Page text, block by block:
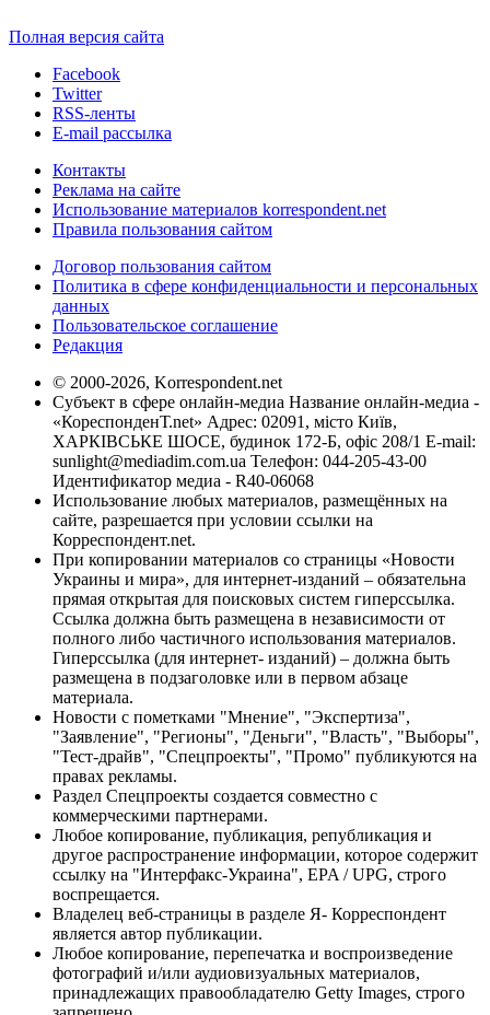
Полная версия сайта
Facebook
Twitter
RSS-ленты
E-mail рассылка
Контакты
Реклама на сайте
Использование материалов korrespondent.net
Правила пользования сайтом
Договор пользования сайтом
Политика в сфере конфиденциальности и персональных
данных
Пользовательское соглашение
Редакция
© 2000-2026, Korrespondent.net
Субъект в сфере онлайн-медиа Название онлайн-медиа -
«КореспонденТ.net» Адрес: 02091, місто Київ,
ХАРКІВСЬКЕ ШОСЕ, будинок 172-Б, офіс 208/1 E-mail:
sunlight@mediadim.com.ua Телефон: 044-205-43-00
Идентификатор медиа - R40-06068
Использование любых материалов, размещённых на
сайте, разрешается при условии ссылки на
Корреспондент.net.
При копировании материалов со страницы «Новости
Украины и мира», для интернет-изданий – обязательна
прямая открытая для поисковых систем гиперссылка.
Ссылка должна быть размещена в независимости от
полного либо частичного использования материалов.
Гиперссылка (для интернет- изданий) – должна быть
размещена в подзаголовке или в первом абзаце
материала.
Новости с пометками "Мнение", "Экспертиза",
"Заявление", "Регионы", "Деньги", "Власть", "Выборы",
"Тест-драйв", "Спецпроекты", "Промо" публикуются на
правах рекламы.
Раздел Спецпроекты создается совместно с
коммерческими партнерами.
Любое копирование, публикация, републикация и
другое распространение информации, которое содержит
ссылку на "Интерфакс-Украина", EPA / UPG, строго
воспрещается.
Владелец веб-страницы в разделе Я- Корреспондент
является автор публикации.
Любое копирование, перепечатка и воспроизведение
фотографий и/или аудиовизуальных материалов,
принадлежащих правообладателю Getty Images, строго